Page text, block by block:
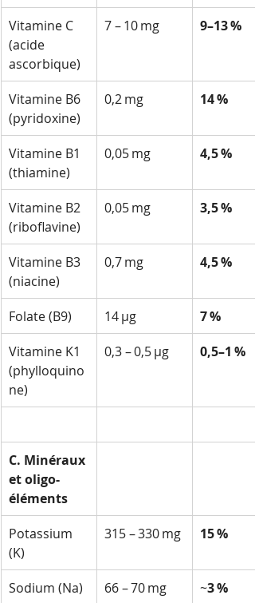
Vitamine C
(acide
ascorbique)
7 – 10 mg 9–13 %
Vitamine B6
(pyridoxine)
0,2 mg 14 %
Vitamine B1
(thiamine)
0,05 mg 4,5 %
Vitamine B2
(riboflavine)
0,05 mg 3,5 %
Vitamine B3
(niacine)
0,7 mg 4,5 %
Folate (B9) 14 µg
7 %
Vitamine K1
(phylloquino
ne)
0,3 – 0,5 µg 0,5–1 %
C. Minéraux
et oligo-
éléments
Potassium
(K)
315 – 330 mg 15 %
Sodium (Na) 66 – 70 mg ~3 %